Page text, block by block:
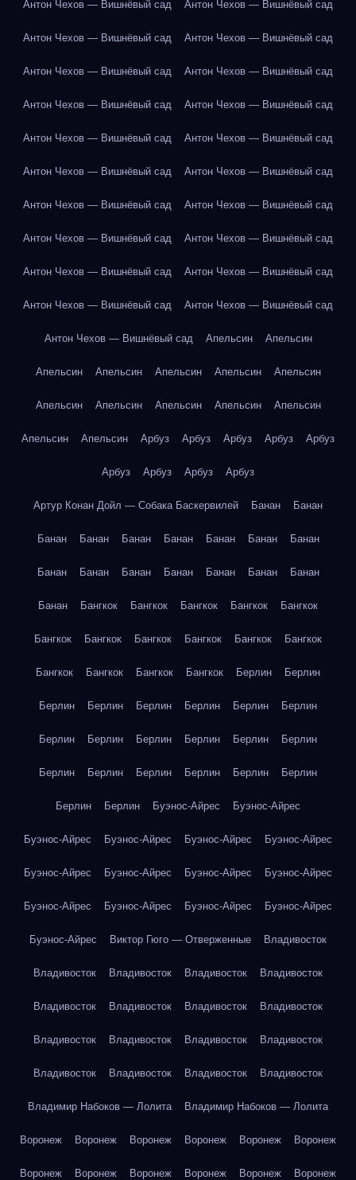
Антон Чехов — Вишнёвый сад Антон Чехов — Вишнёвый сад
Антон Чехов — Вишнёвый сад Антон Чехов — Вишнёвый сад
Антон Чехов — Вишнёвый сад Антон Чехов — Вишнёвый сад
Антон Чехов — Вишнёвый сад Антон Чехов — Вишнёвый сад
Антон Чехов — Вишнёвый сад Антон Чехов — Вишнёвый сад
Антон Чехов — Вишнёвый сад Антон Чехов — Вишнёвый сад
Антон Чехов — Вишнёвый сад Антон Чехов — Вишнёвый сад
Антон Чехов — Вишнёвый сад Антон Чехов — Вишнёвый сад
Антон Чехов — Вишнёвый сад Антон Чехов — Вишнёвый сад
Антон Чехов — Вишнёвый сад Антон Чехов — Вишнёвый сад
Антон Чехов — Вишнёвый сад Апельсин Апельсин
Апельсин Апельсин Апельсин Апельсин Апельсин
Апельсин Апельсин Апельсин Апельсин Апельсин
Апельсин Апельсин Арбуз Арбуз Арбуз Арбуз Арбуз
Арбуз Арбуз Арбуз Арбуз
Артур Конан Дойл — Собака Баскервилей Банан Банан
Банан Банан Банан Банан Банан Банан Банан
Банан Банан Банан Банан Банан Банан Банан
Банан Бангкок Бангкок Бангкок Бангкок Бангкок
Бангкок Бангкок Бангкок Бангкок Бангкок Бангкок
Бангкок Бангкок Бангкок Бангкок Берлин Берлин
Берлин Берлин Берлин Берлин Берлин Берлин
Берлин Берлин Берлин Берлин Берлин Берлин
Берлин Берлин Берлин Берлин Берлин Берлин
Берлин Берлин Буэнос-Айрес Буэнос-Айрес
Буэнос-Айрес Буэнос-Айрес Буэнос-Айрес Буэнос-Айрес
Буэнос-Айрес Буэнос-Айрес Буэнос-Айрес Буэнос-Айрес
Буэнос-Айрес Буэнос-Айрес Буэнос-Айрес Буэнос-Айрес
Буэнос-Айрес Виктор Гюго — Отверженные Владивосток
Владивосток Владивосток Владивосток Владивосток
Владивосток Владивосток Владивосток Владивосток
Владивосток Владивосток Владивосток Владивосток
Владивосток Владивосток Владивосток Владивосток
Владимир Набоков — Лолита Владимир Набоков — Лолита
Воронеж Воронеж Воронеж Воронеж Воронеж Воронеж
Воронеж Воронеж Воронеж Воронеж Воронеж Воронеж